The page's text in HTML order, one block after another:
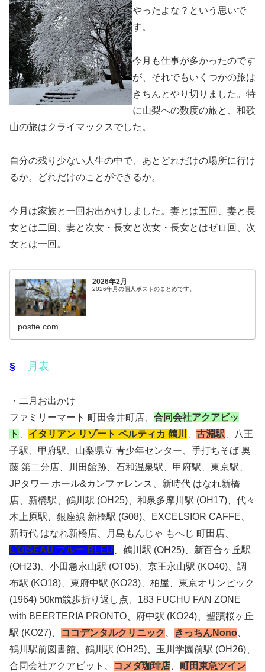
やったよな？という思いで
す。
今月も仕事が多かったのです
が、それでもいくつかの旅は
きちんとやり切りました。特
に山梨への数度の旅と、和歌
山の旅はクライマックスでした。
自分の残り少ない人生の中で、あとどれだけの場所に行け
るか。どれだけのことができるか。
今月は家族と一回お出かけしました。妻とは五回、妻と長
女とは二回、妻と次女・長女と次女・長女とはゼロ回、次
女とは一回。
2026年2月
2026年月の個人ポストのまとめです。
posfie.com
§ 月表
・二月お出かけ
ファミリーマート 町田金井町店、 合同会社アクアビッ
ト
イタリアン リゾート ペルティカ 鶴川 古淵駅 、八王
子駅、甲府駅、山梨県立 青少年センター、手打ちそば 奥
藤 第二分店、川田館跡、石和温泉駅、甲府駅、東京駅、
JPタワー ホール&カンファレンス、新時代 はなれ新橋
店、新橋駅、鶴川駅 (OH25)、和泉多摩川駅 (OH17)、代々
木上原駅、銀座線 新橋駅 (G08)、EXCELSIOR CAFFE、
新時代 はなれ新橋店、月島もんじゃ もへじ 町田店、
L’OISEAU ブルー BLEU 、鶴川駅 (OH25)、新百合ヶ丘駅
(OH23)、小田急永山駅 (OT05)、京王永山駅 (KO40)、調
布駅 (KO18)、東府中駅 (KO23)、柏屋、東京オリンピック
(1964) 50km競歩折り返し点、183 FUCHU FAN ZONE
with BEERTERIA PRONTO、府中駅 (KO24)、聖蹟桜ヶ丘
駅 (KO27)、
ココデンタルクリニック きっちんNono
鶴川駅前図書館、鶴川駅 (OH25)、玉川学園前駅 (OH26)、
合同会社アクアビット、
コメダ珈琲店
町田東急ツイン